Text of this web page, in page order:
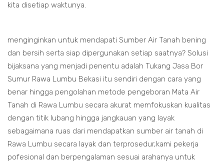
kita disetiap waktunya.
menginginkan untuk mendapati Sumber Air Tanah bening
dan bersih serta siap dipergunakan setiap saatnya? Solusi
bijaksana yang menjadi penentu adalah Tukang Jasa Bor
Sumur Rawa Lumbu Bekasi itu sendiri dengan cara yang
benar hingga pengolahan metode pengeboran Mata Air
Tanah di Rawa Lumbu secara akurat memfokuskan kualitas
dengan titik lubang hingga jangkauan yang layak
sebagaimana ruas dari mendapatkan sumber air tanah di
Rawa Lumbu secara layak dan terprosedur,kami pekerja
pofesional dan berpengalaman sesuai arahanya untuk